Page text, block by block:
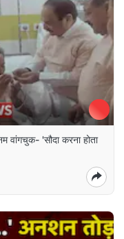
वांगचुक- 'सौदा करना होता